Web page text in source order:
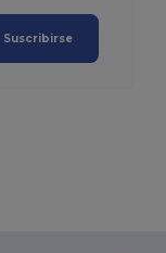
Suscribirse